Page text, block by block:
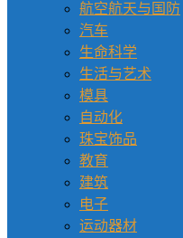
航空航天与国防
汽车
生命科学
生活与艺术
模具
自动化
珠宝饰品
教育
建筑
电子
运动器材